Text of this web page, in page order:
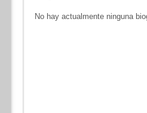
No hay actualmente ninguna